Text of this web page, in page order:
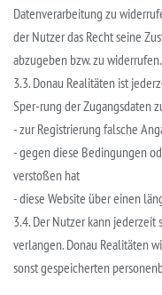
Datenverarbeitung zu
der Nutzer das Recht seine
abzugeben bzw. zu widerrufen.
3.3. Donau Realitäten ist
Sper-rung der Zugangsdaten
- zur Registrierung falsche
- gegen diese Bedingungen
verstoßen hat
- diese Website über einen
3.4. Der Nutzer kann
verlangen. Donau Realitäten
sonst gespeicherten